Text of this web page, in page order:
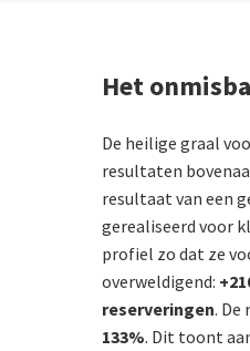
Het
De heilige graal
resultaten
resultaat van een
gerealiseerd voor
profiel zo dat ze
overweldigend:
reserveringen. De
133%. Dit toont